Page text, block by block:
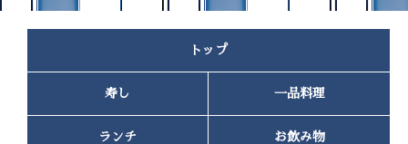
2023年1月(2)
2022年11月(1)
2022年10月(2)
2022年9月(1)
2022年6月(1)
トップ
寿し 一品料理
ランチ お飲み物